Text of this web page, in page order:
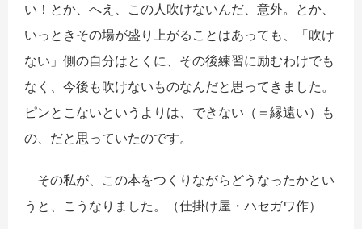
い！とか、へえ、この人吹けないんだ、意外。とか、
いっときその場が盛り上がることはあっても、「吹け
ない」側の自分はとくに、その後練習に励むわけでも
なく、今後も吹けないものなんだと思ってきました。
ピンとこないというよりは、できない（＝縁遠い）も
の、だと思っていたのです。
その私が、この本をつくりながらどうなったかとい
うと、こうなりました。（仕掛け屋・ハセガワ作）